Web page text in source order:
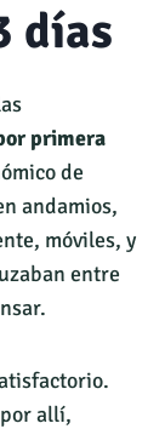
días
primera
de
andamios,
móviles, y
entre
allí,